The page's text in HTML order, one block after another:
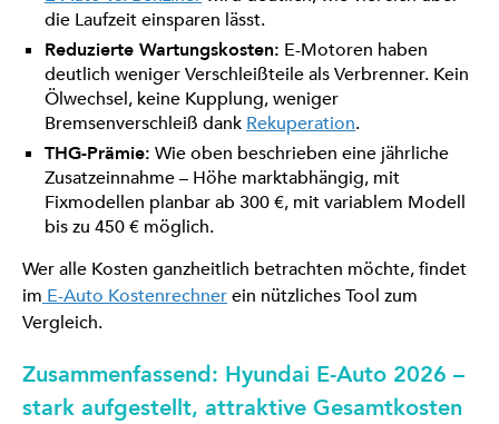
die Laufzeit einsparen lässt.
Reduzierte Wartungskosten: E-Motoren haben
deutlich weniger Verschleißteile als Verbrenner. Kein
Ölwechsel, keine Kupplung, weniger
Bremsenverschleiß dank Rekuperation.
THG-Prämie: Wie oben beschrieben eine jährliche
Zusatzeinnahme – Höhe marktabhängig, mit
Fixmodellen planbar ab 300 €, mit variablem Modell
bis zu 450 € möglich.
Wer alle Kosten ganzheitlich betrachten möchte, findet
im E-Auto Kostenrechnerein nützliches Tool zum
Vergleich.
Zusammenfassend: Hyundai E-Auto 2026 –
stark aufgestellt, attraktive Gesamtkosten